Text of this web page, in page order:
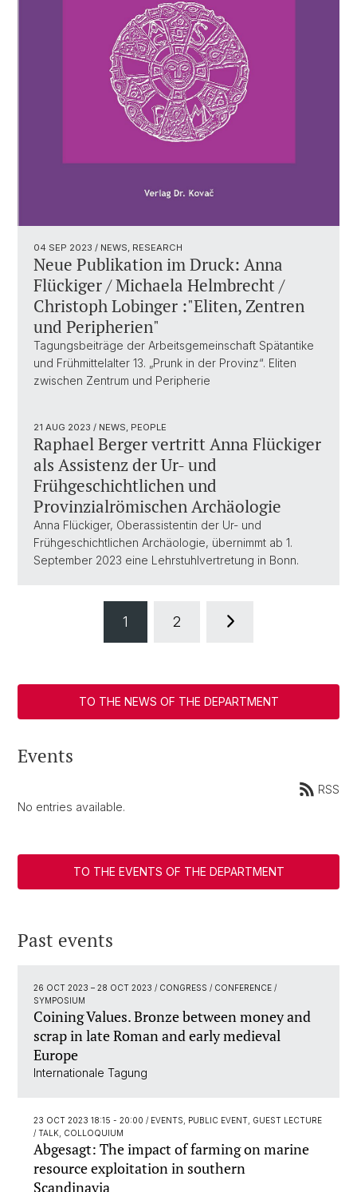
04 SEP 2023 / NEWS, RESEARCH
Neue Publikation im Druck: Anna
Flückiger / Michaela Helmbrecht /
Christoph Lobinger :"Eliten, Zentren
und Peripherien"
Tagungsbeiträge der Arbeitsgemeinschaft Spätantike
und Frühmittelalter 13. „Prunk in der Provinz“. Eliten
zwischen Zentrum und Peripherie
21 AUG 2023 / NEWS, PEOPLE
Raphael Berger vertritt Anna Flückiger
als Assistenz der Ur- und
Frühgeschichtlichen und
Provinzialrömischen Archäologie
Anna Flückiger, Oberassistentin der Ur- und
Frühgeschichtlichen Archäologie, übernimmt ab 1.
September 2023 eine Lehrstuhlvertretung in Bonn.
1 2
TO THE NEWS OF THE DEPARTMENT
Events
RSS
No entries available.
TO THE EVENTS OF THE DEPARTMENT
Past events
26 OCT 2023 – 28 OCT 2023 / CONGRESS / CONFERENCE /
SYMPOSIUM
Coining Values. Bronze between money and
scrap in late Roman and early medieval
Europe
Internationale Tagung
23 OCT 2023 18:15 - 20:00 / EVENTS, PUBLIC EVENT, GUEST LECTURE
/ TALK, COLLOQUIUM
Abgesagt: The impact of farming on marine
resource exploitation in southern
Scandinavia